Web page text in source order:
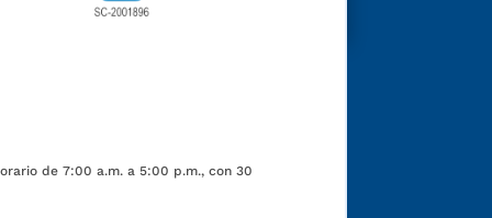
de 7:00 a.m. a 5:00 p.m., con 30